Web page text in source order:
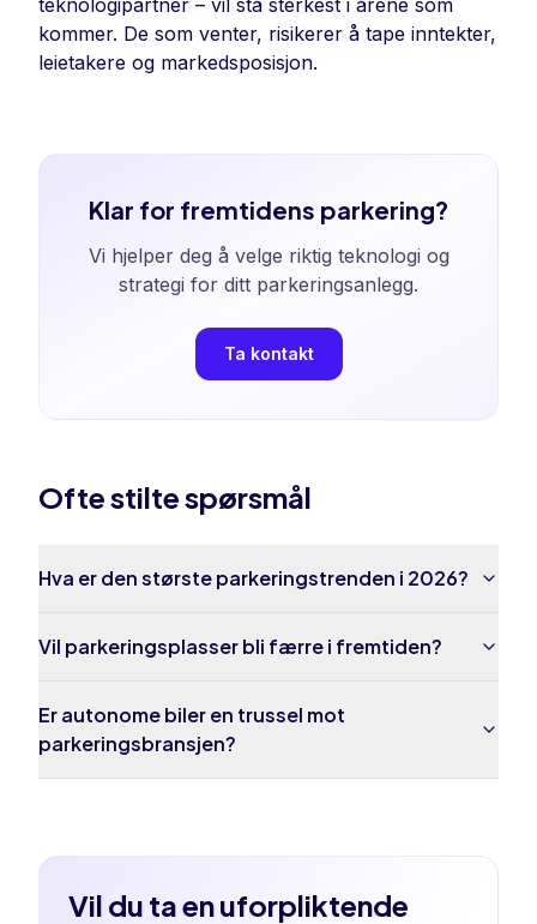
teknologipartner – vil stå sterkest i årene som
kommer. De som venter, risikerer å tape inntekter,
leietakere og markedsposisjon.
Klar for fremtidens parkering?
Vi hjelper deg å velge riktig teknologi og
strategi for ditt parkeringsanlegg.
Ta kontakt
Ofte stilte spørsmål
Hva er den største parkeringstrenden i 2026?
Vil parkeringsplasser bli færre i fremtiden?
Er autonome biler en trussel mot
parkeringsbransjen?
Vil du ta en uforpliktende